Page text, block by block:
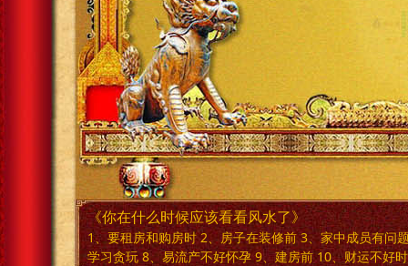
《你在什么时候应该看看风水了》
1、要租房和购房时 2、房子在装修前 3、家中成员有问
学习贪玩 8、易流产不好怀孕 9、建房前 10、财运不好